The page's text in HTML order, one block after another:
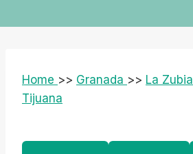
Home >> Granada >> La Zubia
Tijuana